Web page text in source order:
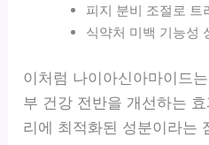
피지 분비 조절로 트
식약처 미백 기능성
이처럼 나이아신아마이드
부 건강 전반을 개선하는
리에 최적화된 성분이라는